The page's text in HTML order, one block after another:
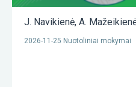
J. Navikienė, A.
2026-11-25 Nuotoliniai mokymai